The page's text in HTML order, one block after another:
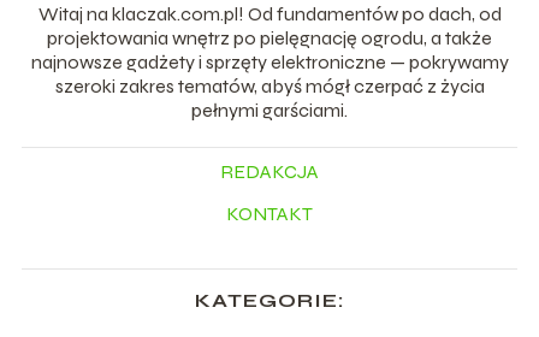
Witaj na klaczak.com.pl! Od fundamentów po dach, od
projektowania wnętrz po pielęgnację ogrodu, a także
najnowsze gadżety i sprzęty elektroniczne — pokrywamy
szeroki zakres tematów, abyś mógł czerpać z życia
pełnymi garściami.
REDAKCJA
KONTAKT
KATEGORIE: